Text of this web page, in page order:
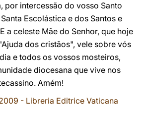
por intercessão do vosso Santo
Escolástica e dos Santos e
a celeste Mãe do Senhor, que hoje
dos cristãos", vele sobre vós
e todos os vossos mosteiros,
diocesana que vive nos
Amém!
- Libreria Editrice Vaticana